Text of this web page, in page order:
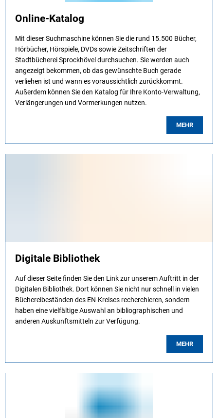
Online-Katalog
Mit dieser Suchmaschine können Sie die rund 15.500 Bücher,
Hörbücher, Hörspiele, DVDs sowie Zeitschriften der
Stadtbücherei Sprockhövel durchsuchen. Sie werden auch
angezeigt bekommen, ob das gewünschte Buch gerade
verliehen ist und wann es voraussichtlich zurückkommt.
Außerdem können Sie den Katalog für Ihre Konto-Verwaltung,
Verlängerungen und Vormerkungen nutzen.
MEHR
Digitale Bibliothek
Auf dieser Seite finden Sie den Link zur unserem Auftritt in der
Digitalen Bibliothek. Dort können Sie nicht nur schnell in vielen
Büchereibeständen des EN-Kreises recherchieren, sondern
haben eine vielfältige Auswahl an bibliographischen und
anderen Auskunftsmitteln zur Verfügung.
MEHR